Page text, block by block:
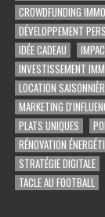
CROWDFUNDING
DÉVELOPPEMENT
IDÉE CADEAU
INVESTISSEMENT
LOCATION
MARKETING
PLATS UNIQUES
RÉNOVATION
STRATÉGIE DIGITALE
TACLE AU FOOTBALL